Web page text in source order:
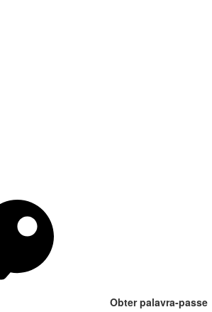
Obter palavra-passe